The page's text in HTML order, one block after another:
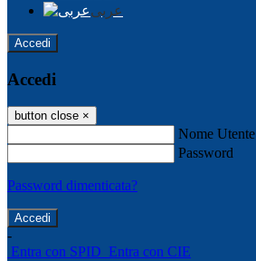
عربى
Accedi
Accedi
button close ×
Nome Utente
Password
Password dimenticata?
-
Entra con SPID Entra con CIE